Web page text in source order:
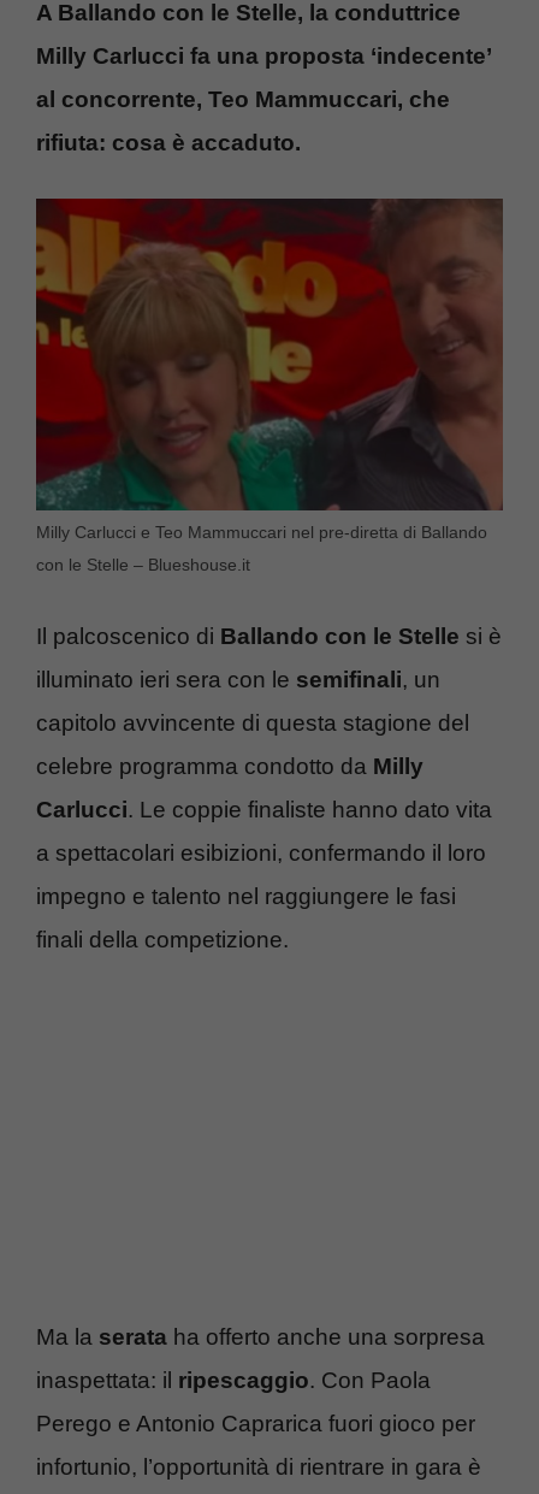
A Ballando con le Stelle, la conduttrice
Milly Carlucci fa una proposta ‘indecente’
al concorrente, Teo Mammuccari, che
rifiuta: cosa è accaduto.
Milly Carlucci e Teo Mammuccari nel pre-diretta di Ballando
con le Stelle – Blueshouse.it
Il palcoscenico di Ballando con le Stelle si è
illuminato ieri sera con le semifinali, un
capitolo avvincente di questa stagione del
celebre programma condotto da Milly
Carlucci. Le coppie finaliste hanno dato vita
a spettacolari esibizioni, confermando il loro
impegno e talento nel raggiungere le fasi
finali della competizione.
Ma la serata ha offerto anche una sorpresa
inaspettata: il ripescaggio. Con Paola
Perego e Antonio Caprarica fuori gioco per
infortunio, l’opportunità di rientrare in gara è